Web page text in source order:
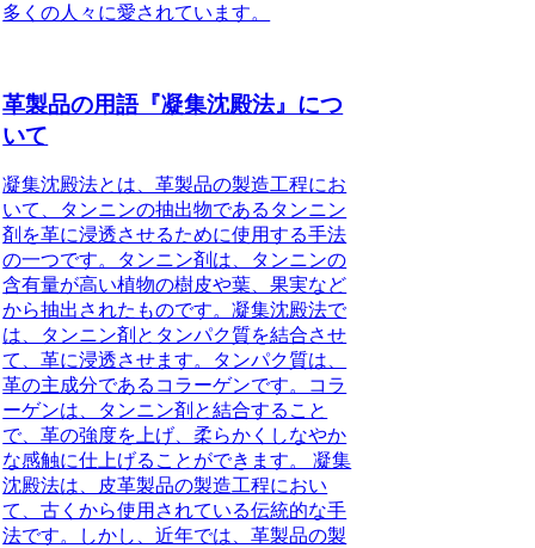
多くの人々に愛されています。
革製品の用語『凝集沈殿法』につ
いて
凝集沈殿法とは、革製品の製造工程にお
いて、タンニンの抽出物であるタンニン
剤を革に浸透させるために使用する手法
の一つです。タンニン剤は、タンニンの
含有量が高い植物の樹皮や葉、果実など
から抽出されたものです。凝集沈殿法で
は、タンニン剤とタンパク質を結合させ
て、革に浸透させます。タンパク質は、
革の主成分であるコラーゲンです。コラ
ーゲンは、タンニン剤と結合すること
で、革の強度を上げ、柔らかくしなやか
な感触に仕上げることができます。 凝集
沈殿法は、皮革製品の製造工程におい
て、古くから使用されている伝統的な手
法です。しかし、近年では、革製品の製